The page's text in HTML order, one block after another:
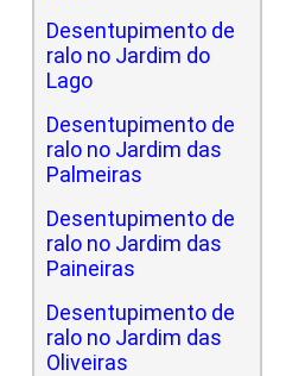
Desentupimento de
ralo no Jardim do
Lago
Desentupimento de
ralo no Jardim das
Palmeiras
Desentupimento de
ralo no Jardim das
Paineiras
Desentupimento de
ralo no Jardim das
Oliveiras